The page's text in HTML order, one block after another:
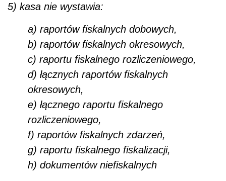
5) kasa nie wystawia:
a) raportów fiskalnych dobowych,
b) raportów fiskalnych okresowych,
c) raportu fiskalnego rozliczeniowego,
d) łącznych raportów fiskalnych
okresowych,
e) łącznego raportu fiskalnego
rozliczeniowego,
f) raportów fiskalnych zdarzeń,
g) raportu fiskalnego fiskalizacji,
h) dokumentów niefiskalnych